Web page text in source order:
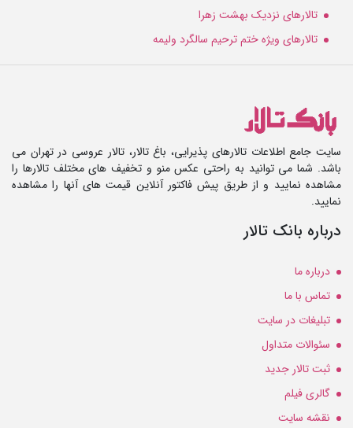
تالارهای نزدیک بهشت زهرا
تالارهای ویژه ختم ترحیم سالگرد ولیمه
سایت جامع اطلاعات تالارهای پذیرایی، باغ تالار، تالار عروسی در تهران می
باشد. شما می توانید به راحتی عکس منو و تخفیف های مختلف تالارها را
مشاهده نمایید و از طریق پیش فاکتور آنلاین قیمت های آنها را مشاهده
نمایید.
درباره بانک تالار
درباره ما
تماس با ما
تبلیغات در سایت
سئوالات متداول
ثبت تالار جدید
گالری فیلم
نقشه سایت